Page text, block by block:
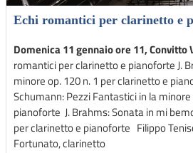
Echi romantici per clarinetto e
Domenica 11 gennaio ore 11, Convitto
romantici per clarinetto e pianoforte J.
minore op. 120 n. 1 per clarinetto e
Schumann: Pezzi Fantastici in la
pianoforte J. Brahms: Sonata in mi
per clarinetto e pianoforte Filippo
Fortunato, clarinetto